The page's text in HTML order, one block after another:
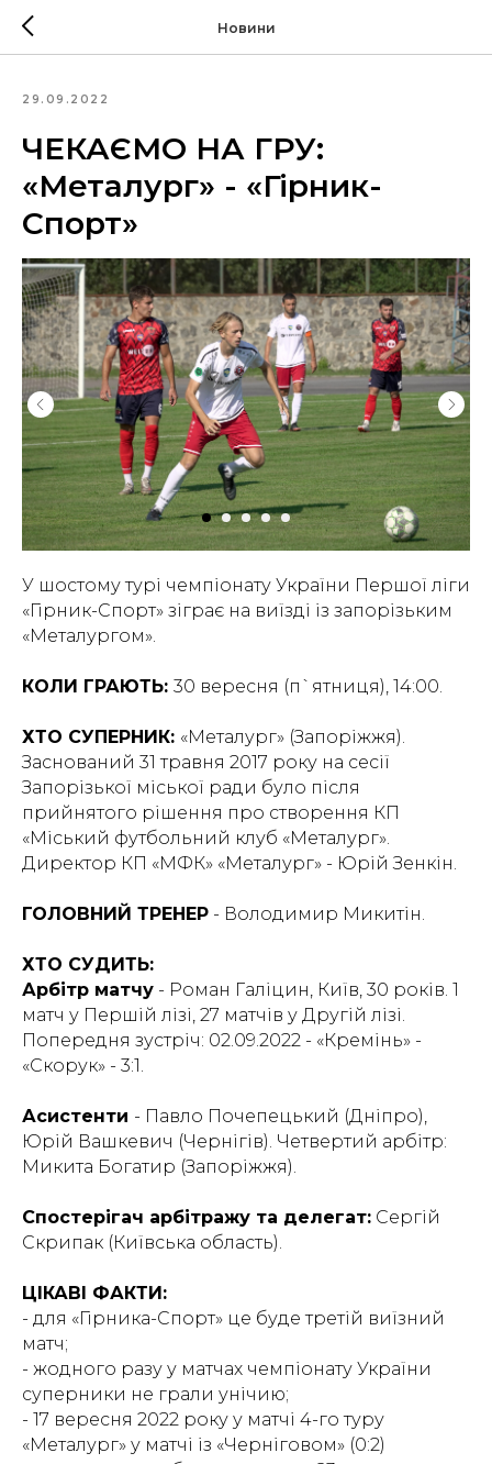
Новини
29.09.2022
ЧЕКАЄМО НА ГРУ:
«Металург» - «Гірник-
Спорт»
У шостому турі чемпіонату України Першої ліги
«Гірник-Спорт» зіграє на виїзді із запорізьким
«Металургом».
КОЛИ ГРАЮТЬ: 30 вересня (п`ятниця), 14:00.
ХТО СУПЕРНИК: «Металург» (Запоріжжя).
Заснований 31 травня 2017 року на сесії
Запорізької міської ради було після
прийнятого рішення про створення КП
«Міський футбольний клуб «Металург».
Директор КП «МФК» «Металург» - Юрій Зенкін.
ГОЛОВНИЙ ТРЕНЕР - Володимир Микитін.
ХТО СУДИТЬ:
Арбітр матчу - Роман Галіцин, Київ, 30 років. 1
матч у Першій лізі, 27 матчів у Другій лізі.
Попередня зустріч: 02.09.2022 - «Кремінь» -
«Скорук» - 3:1.
Асистенти - Павло Почепецький (Дніпро),
Юрій Вашкевич (Чернігів). Четвертий арбітр:
Микита Богатир (Запоріжжя).
Спостерігач арбітражу та делегат: Сергій
Скрипак (Київська область).
ЦІКАВІ ФАКТИ:
- для «Гірника-Спорт» це буде третій виїзний
матч;
- жодного разу у матчах чемпіонату України
суперники не грали унічию;
- 17 вересня 2022 року у матчі 4-го туру
«Металург» у матчі із «Черніговом» (0:2)